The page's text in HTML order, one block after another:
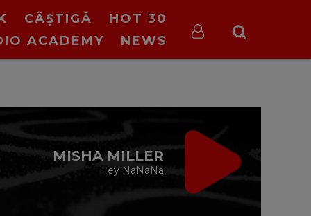
CÂȘTIGĂ
HOT 30
ACADEMY NEWS
STOP VIRGIN
cu Virgin Radio Romania